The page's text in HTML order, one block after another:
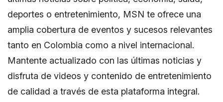
deportes o entretenimiento, MSN te ofrece una
amplia cobertura de eventos y sucesos relevantes
tanto en Colombia como a nivel internacional.
Mantente actualizado con las últimas noticias y
disfruta de videos y contenido de entretenimiento
de calidad a través de esta plataforma integral.